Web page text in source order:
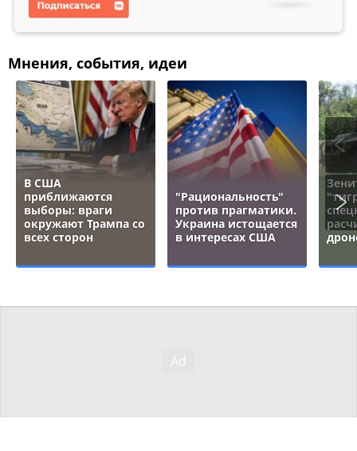
Мнения, события, идеи
В США
приближаются
выборы: враги
окружают Трампа со
всех сторон
"Рациональность"
против прагматики.
Украина истощается
в интересах США